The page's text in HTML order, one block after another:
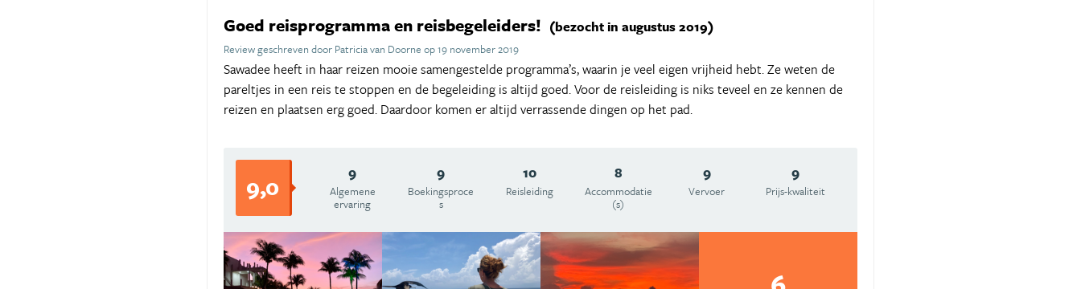
Goed reisprogramma en reisbegeleiders! (bezocht in augustus 2019)
Review geschreven door Patricia van Doorne op 19 november 2019
Sawadee heeft in haar reizen mooie samengestelde programma’s, waarin je veel eigen vrijheid hebt. Ze weten de
pareltjes in een reis te stoppen en de begeleiding is altijd goed. Voor de reisleiding is niks teveel en ze kennen de
reizen en plaatsen erg goed. Daardoor komen er altijd verrassende dingen op het pad.
9,0 9
Algemene
ervaring
9
Boekingsproce
s
10
Reisleiding
8
Accommodatie
(s)
9
Vervoer
9
Prijs-kwaliteit